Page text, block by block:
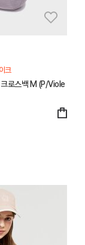
크
로스백 M (P/Viole